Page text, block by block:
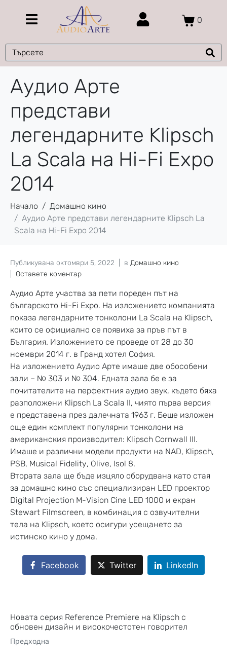
0
Аудио Арте
представи
легeндарните Klipsch
La Scala на Hi-Fi Expo
2014
Начало
Домашно кино
Аудио Арте представи легeндарните Klipsch La
Scala на Hi-Fi Expo 2014
Публикувана октомври 5, 2022 в Домашно кино
Оставете коментар
Аудио Арте участва за пети пореден път на
българското Hi-Fi Expo. На изложението компанията
показа легендарните тонколони La Scala на Klipsch,
които се официално се появиха за пръв път в
България. Изложението се проведе от 28 до 30
ноември 2014 г. в Гранд хотел София.
На изложението Аудио Арте имаше две обособени
зали – № 303 и № 304. Едната зала бе е за
почитателите на перфектния аудио звук, където бяха
разположени Klipsch La Scala II, чиято първа версия
е представена през далечната 1963 г. Беше изложен
още един комплект популярни тонколони на
американския производител: Klipsch Cornwall III.
Имаше и различни модели продукти на NAD, Klipsch,
PSB, Musical Fidelity, Olive, Isol 8.
Втората зала ще бъде изцяло оборудвана като стая
за домашно кино със специализиран LED проектор
Digital Projection M-Vision Cine LED 1000 и екран
Stewart Filmscreen, в комбинация с озвучителни
тела на Klipsch, коeто осигури усещането за
истинско кино у дома.
Facebook Twitter LinkedIn
Новата серия Reference Premiere на Klipsch с
обновен дизайн и високочестотен говорител
Предходна